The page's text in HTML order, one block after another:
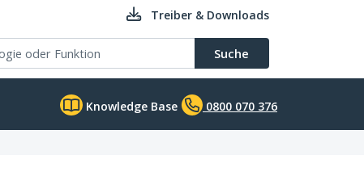
Treiber & Downloads
Suche
Knowledge Base 0800 070 376